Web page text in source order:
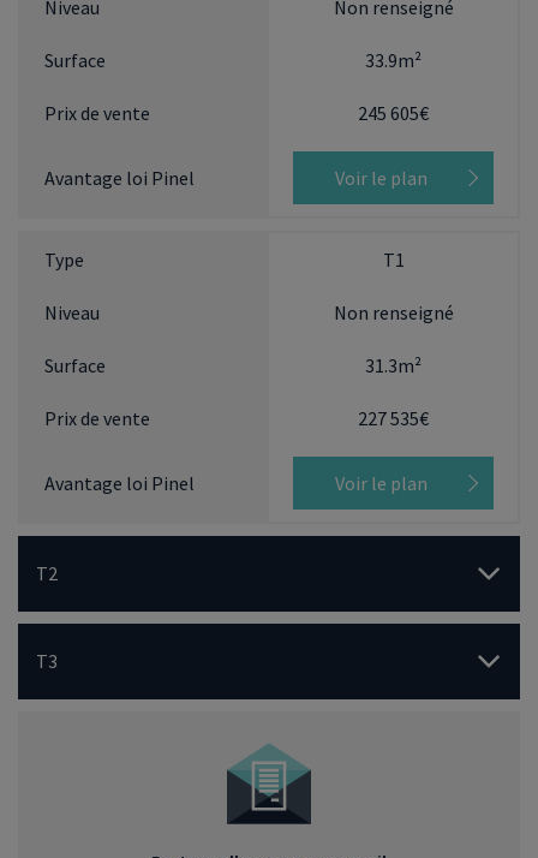
Non renseigné
33.9m²
245 605€
Voir le plan
T1
Non renseigné
31.3m²
227 535€
Voir le plan
T2
T3